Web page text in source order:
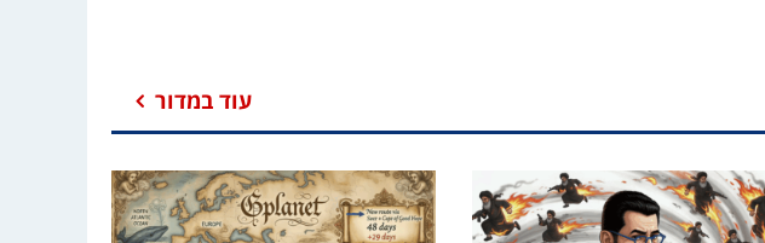
עוד במדור